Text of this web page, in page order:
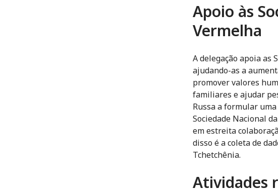
Apoio às
Vermelha
A delegação apoia as
ajudando-as a
promover valores
familiares e ajudar
Russa a formular
Sociedade Nacional
em estreita
disso é a coleta de
Tchetchênia.
Atividades